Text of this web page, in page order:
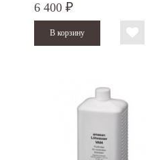
6 400 ₽